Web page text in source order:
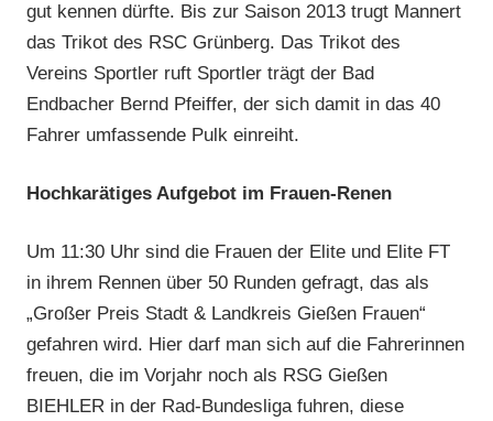
gut kennen dürfte. Bis zur Saison 2013 trugt Mannert
das Trikot des RSC Grünberg. Das Trikot des
Vereins Sportler ruft Sportler trägt der Bad
Endbacher Bernd Pfeiffer, der sich damit in das 40
Fahrer umfassende Pulk einreiht.
Hochkarätiges Aufgebot im Frauen-Renen
Um 11:30 Uhr sind die Frauen der Elite und Elite FT
in ihrem Rennen über 50 Runden gefragt, das als
„Großer Preis Stadt & Landkreis Gießen Frauen“
gefahren wird. Hier darf man sich auf die Fahrerinnen
freuen, die im Vorjahr noch als RSG Gießen
BIEHLER in der Rad-Bundesliga fuhren, diese